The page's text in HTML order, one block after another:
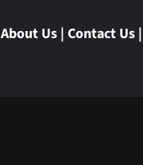
About Us| Contact Us|